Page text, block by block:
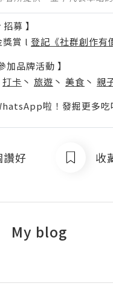
募 】
賞 l 登記《社群創作有
加品牌活動 】
打卡 丶 旅遊 丶 美食 丶 親
啦！發掘更多吃
讚好 收
My blog